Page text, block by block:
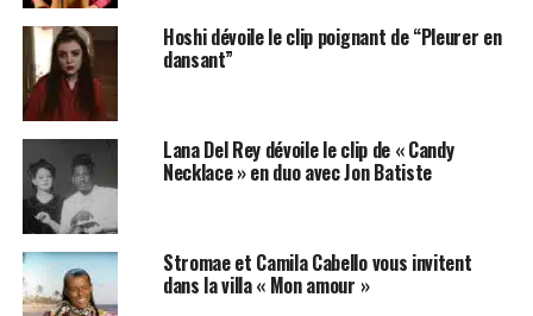
Hoshi dévoile le clip poignant de “Pleurer en
dansant”
Lana Del Rey dévoile le clip de « Candy
Necklace » en duo avec Jon Batiste
Stromae et Camila Cabello vous invitent
dans la villa « Mon amour »